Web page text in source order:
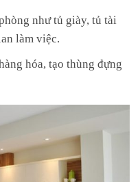
như tủ giày, tủ tài
làm việc.
hóa, tạo thùng đựng